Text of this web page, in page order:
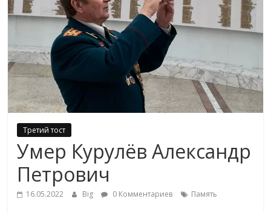
Третий тост
Умер Курулёв Александр
Петрович
16.05.2022 Big 0 Комментариев Память